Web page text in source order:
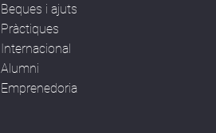
Beques i ajuts
Pràctiques
Internacional
Alumni
Emprenedoria